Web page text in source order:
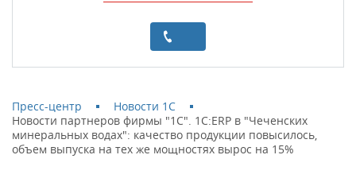
Пресс-центр
Новости 1С
Новости партнеров фирмы "1С". 1С:ERP в "Чеченских
минеральных водах": качество продукции повысилось,
объем выпуска на тех же мощностях вырос на 15%